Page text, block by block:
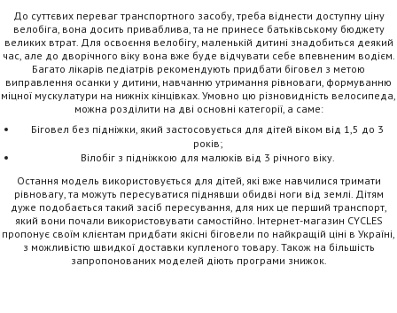
До суттєвих переваг транспортного засобу, треба віднести доступну ціну
велобіга, вона досить приваблива, та не принесе батьківському бюджету
великих втрат. Для освоєння велобігу, маленькій дитині знадобиться деякий
час, але до дворічного віку вона вже буде відчувати себе впевненим водієм.
Багато лікарів педіатрів рекомендують придбати біговел з метою
виправлення осанки у дитини, навчанню утримання рівноваги, формуванню
міцної мускулатури на нижніх кінцівках. Умовно цю різновидність велосипеда,
можна розділити на дві основні категорії, а саме:
Біговел без підніжки, який застосовується для дітей віком від 1,5 до 3
років;
Вілобіг з підніжкою для малюків від 3 річного віку.
Остання модель використовується для дітей, які вже навчилися тримати
рівновагу, та можуть пересуватися піднявши обидві ноги від землі. Дітям
дуже подобається такий засіб пересування, для них це перший транспорт,
який вони почали використовувати самостійно. Інтернет-магазин CYCLES
пропонує своїм клієнтам придбати якісні біговели по найкращій ціні в Україні,
з можливістю швидкої доставки купленого товару. Також на більшість
запропонованих моделей діють програми знижок.